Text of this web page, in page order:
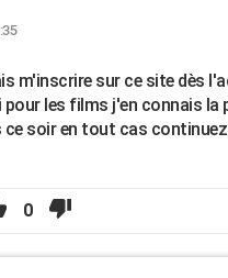
m'inscrire sur ce site dès
pour les films j'en connais la
soir en tout cas
0